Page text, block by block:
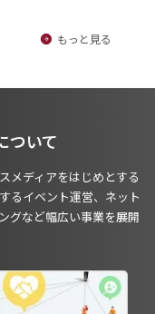
もっと見る
ついて
メディアをはじめとする
るイベント運営、ネット
グなど幅広い事業を展開